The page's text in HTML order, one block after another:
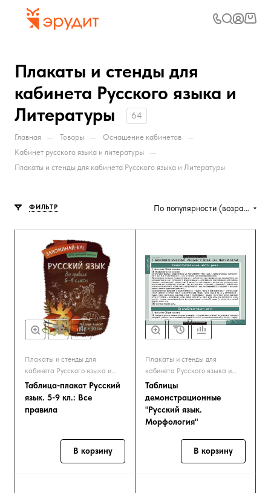
Плакаты и стенды для
кабинета Русского языка и
Литературы
64
Главная — Товары — Оснащение кабинетов —
Кабинет русского языка и литературы —
Плакаты и стенды для кабинета Русского языка и Литературы
ФИЛЬТР По популярности (возрастание)
Плакаты и стенды для
кабинета Русского языка и
Литературы
Таблица-плакат Русский
язык. 5-9 кл.: Все
правила
В корзину
Плакаты и стенды для
кабинета Русского языка и
Литературы
Таблицы
демонстрационные
"Русский язык.
Морфология"
В корзину